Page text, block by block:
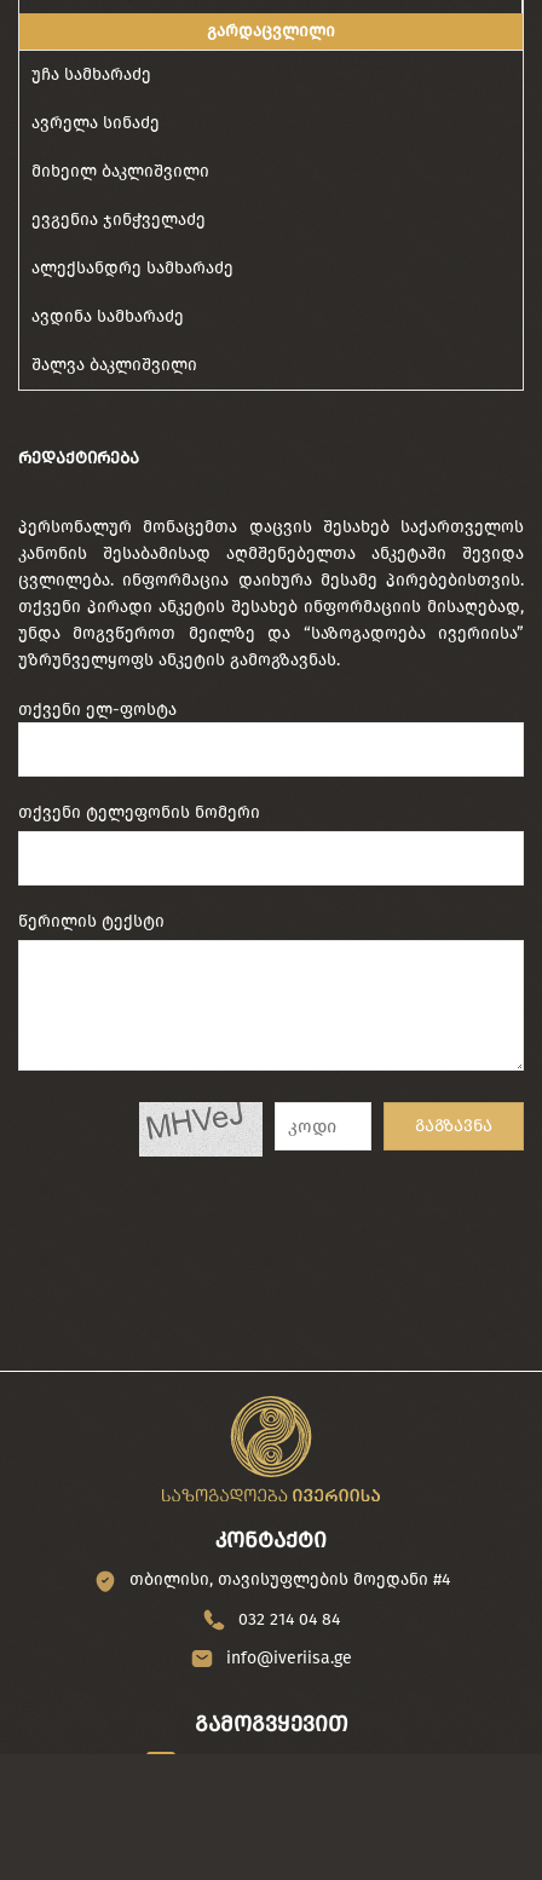
გარდაცვლილი
უჩა სამხარაძე
ავრელა სინაძე
მიხეილ ბაკლიშვილი
ევგენია ჯინჭველაძე
ალექსანდრე სამხარაძე
ავდინა სამხარაძე
შალვა ბაკლიშვილი
ᲠᲔᲓᲐᲥᲢᲘᲠᲔᲑᲐ
პერსონალურ მონაცემთა დაცვის შესახებ საქართველოს
კანონის შესაბამისად აღმშენებელთა ანკეტაში შევიდა
ცვლილება. ინფორმაცია დაიხურა მესამე პირებებისთვის.
თქვენი პირადი ანკეტის შესახებ ინფორმაციის მისაღებად,
უნდა მოგვწეროთ მეილზე და “საზოგადოება ივერიისა”
უზრუნველყოფს ანკეტის გამოგზავნას.
თქვენი ელ-ფოსტა
თქვენი ტელეფონის ნომერი
წერილის ტექსტი
გაგზავნა
კონტაქტი
თბილისი, თავისუფლების მოედანი #4
032 214 04 84
info@iveriisa.ge
გამოგვყევით